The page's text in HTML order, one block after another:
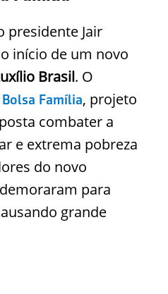
presidente Jair
início de um novo
Brasil. O
Família, projeto
combater a
e extrema pobreza
do novo
para
grande